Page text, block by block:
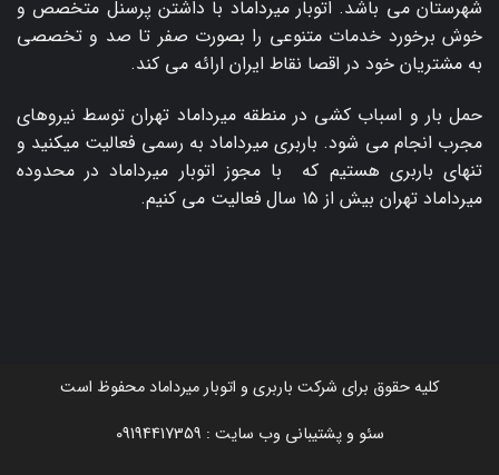
شهرستان می باشد. اتوبار میرداماد با داشتن پرسنل متخصص و
خوش برخورد خدمات متنوعی را بصورت صفر تا صد و تخصصی
به مشتریان خود در اقصا نقاط ایران ارائه می کند.
حمل بار و اسباب کشی در منطقه میرداماد تهران توسط نیروهای
مجرب انجام می شود. باربری میرداماد به رسمی فعالیت میکنید و
تنهای باربری هستیم که با مجوز اتوبار میرداماد در محدوده
میرداماد تهران بیش از ۱۵ سال فعالیت می کنیم.
کلیه حقوق برای شرکت باربری و اتوبار میرداماد محفوظ است
سئو و پشتیبانی وب سایت : 09194417359